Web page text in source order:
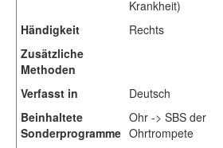
Krankheit)
Händigkeit
Rechts
Zusätzliche
Methoden
Verfasst in
Deutsch
Beinhaltete
Sonderprogramme
Ohr -> SBS der
Ohrtrompete